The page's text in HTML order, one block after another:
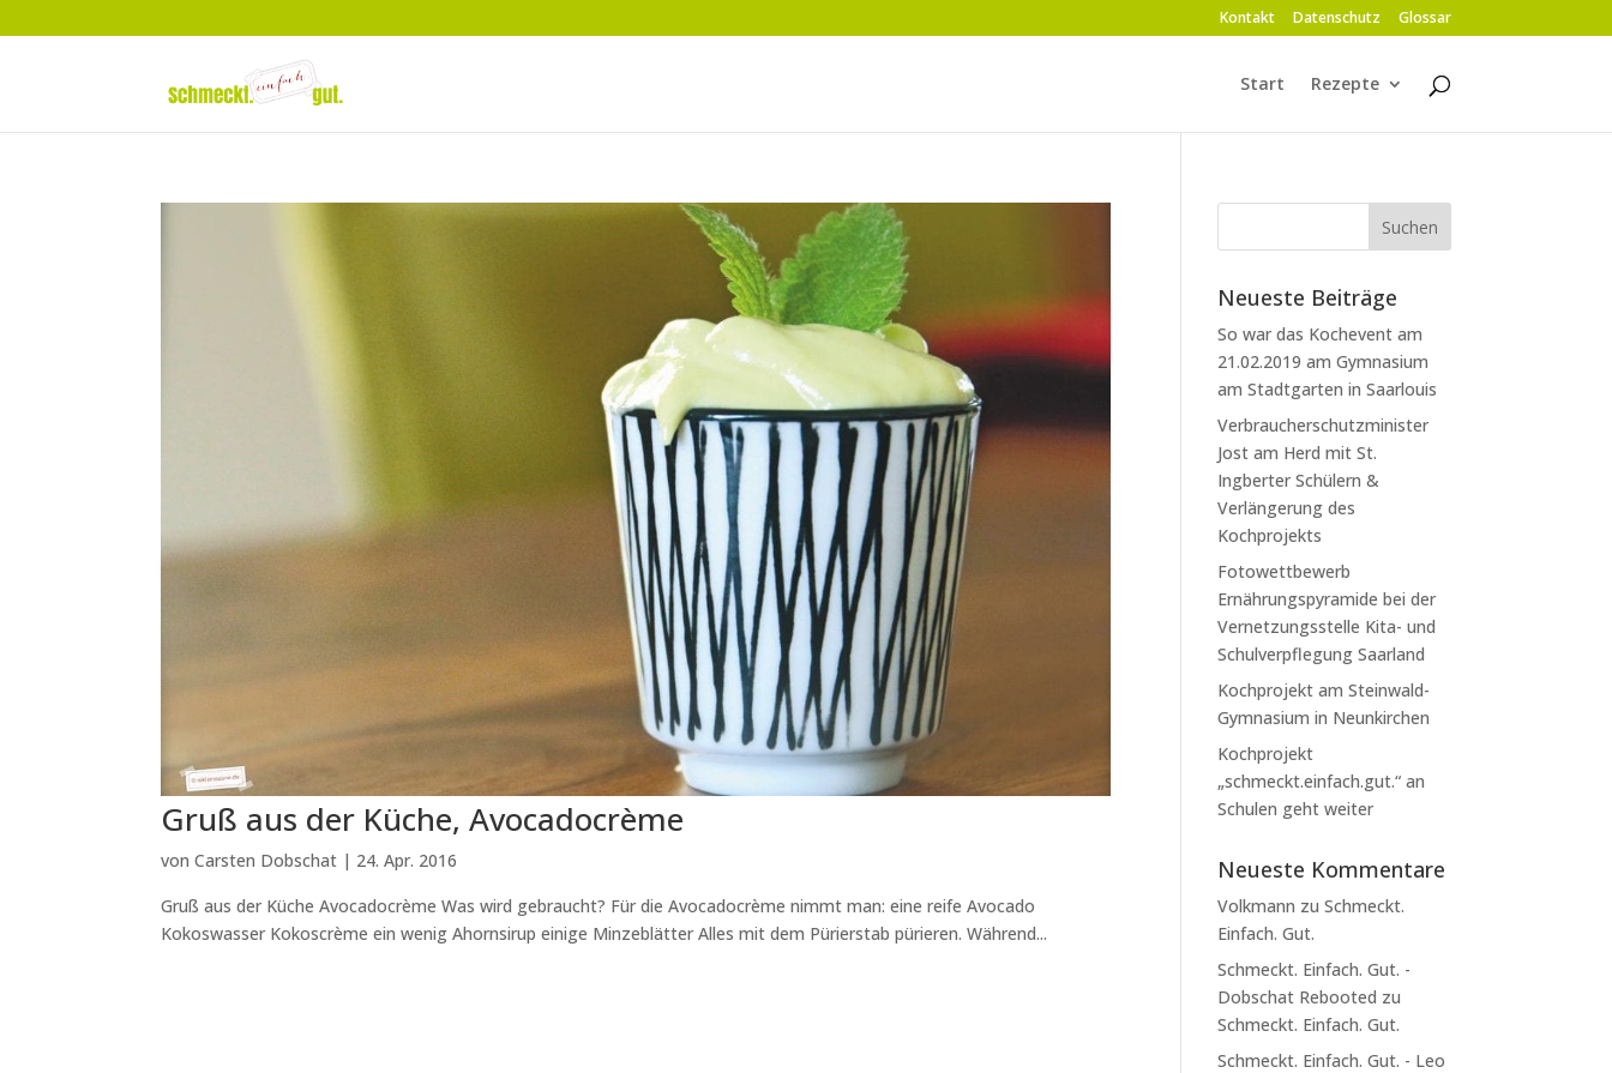
Kontakt Datenschutz Glossar
Start Rezepte
Gruß aus der Küche, Avocadocrème
vonCarsten Dobschat | 24. Apr. 2016
Gruß aus der Küche Avocadocrème Was wird gebraucht? Für die Avocadocrème nimmt man: eine reife Avocado
Kokoswasser Kokoscrème ein wenig Ahornsirup einige Minzeblätter Alles mit dem Pürierstab pürieren. Während...
Neueste Beiträge
So war das Kochevent am
21.02.2019 am Gymnasium
am Stadtgarten in Saarlouis
Verbraucherschutzminister
Jost am Herd mit St.
Ingberter Schülern &
Verlängerung des
Kochprojekts
Fotowettbewerb
Ernährungspyramide bei der
Vernetzungsstelle Kita- und
Schulverpflegung Saarland
Kochprojekt am Steinwald-
Gymnasium in Neunkirchen
Kochprojekt
„schmeckt.einfach.gut.“ an
Schulen geht weiter
Neueste Kommentare
Volkmann zuSchmeckt.
Einfach. Gut.
Schmeckt. Einfach. Gut. -
Dobschat Rebooted zu
Schmeckt. Einfach. Gut.
Schmeckt. Einfach. Gut. - Leo